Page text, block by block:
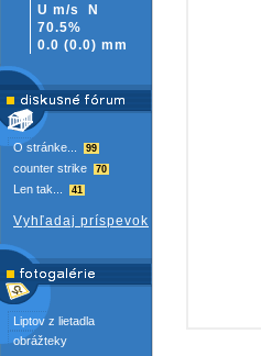
U m/s
N
70.5%
0.0 (0.0) mm
O stránke... 99
counter strike 70
Len tak... 41
Vyhľadaj príspevok
Liptov z lietadla
obrážteky